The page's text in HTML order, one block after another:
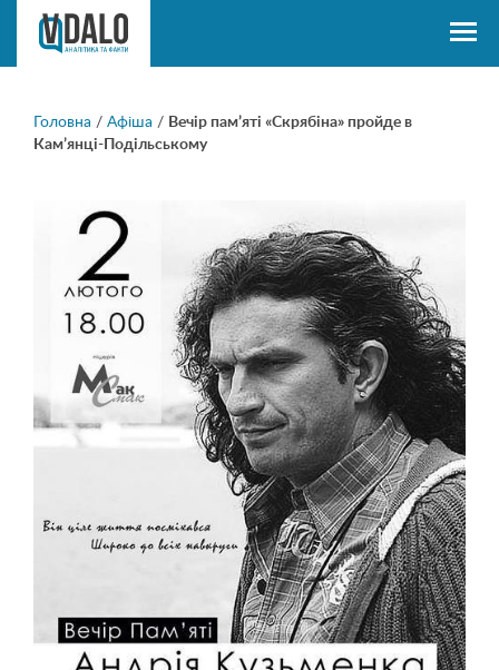
Головна / Афіша / Вечір пам’яті «Скрябіна» пройде в
Кам’янці-Подільському